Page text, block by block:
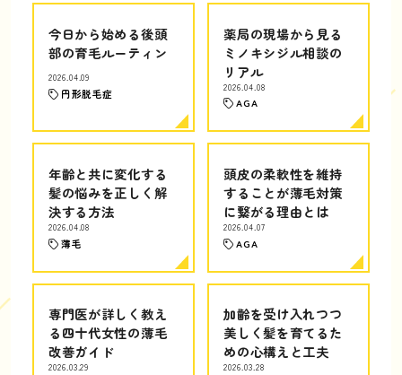
今日から始める後頭
部の育毛ルーティン
2026.04.09
円形脱毛症
薬局の現場から見る
ミノキシジル相談の
リアル
2026.04.08
AGA
年齢と共に変化する
髪の悩みを正しく解
決する方法
2026.04.08
薄毛
頭皮の柔軟性を維持
することが薄毛対策
に繋がる理由とは
2026.04.07
AGA
専門医が詳しく教え
る四十代女性の薄毛
改善ガイド
2026.03.29
加齢を受け入れつつ
美しく髪を育てるた
めの心構えと工夫
2026.03.28